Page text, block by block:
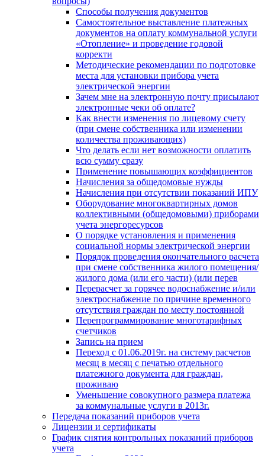
Способы получения документов
Самостоятельное выставление платежных
документов на оплату коммунальной услуги
«Отопление» и проведение годовой
корректи
Методические рекомендации по подготовке
места для установки прибора учета
электрической энергии
Зачем мне на электронную почту присылают
электронные чеки об оплате?
Как внести изменения по лицевому счету
(при смене собственника или изменении
количества проживающих)
Что делать если нет возможности оплатить
всю сумму сразу
Применение повышающих коэффициентов
Начисления за общедомовые нужды
Начисления при отсутствии показаний ИПУ
Оборудование многоквартирных домов
коллективными (общедомовыми) приборами
учета энергоресурсов
О порядке установления и применения
социальной нормы электрической энергии
Порядок проведения окончательного расчета
при смене собственника жилого помещения/
жилого дома (или его части) (или перев
Перерасчет за горячее водоснабжение и/или
электроснабжение по причине временного
отсутствия граждан по месту постоянной
Перепрограммирование многотарифных
счетчиков
Запись на прием
Переход с 01.06.2019г. на систему расчетов
месяц в месяц с печатью отдельного
платежного документа для граждан,
проживаю
Уменьшение совокупного размера платежа
за коммунальные услуги в 2013г.
Передача показаний приборов учета
Лицензии и сертификаты
График снятия контрольных показаний приборов
учета